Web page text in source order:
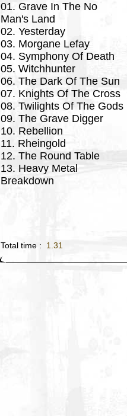
01. Grave In The No
Man's Land
02. Yesterday
03. Morgane Lefay
04. Symphony Of Death
05. Witchhunter
06. The Dark Of The Sun
07. Knights Of The Cross
08. Twilights Of The Gods
09. The Grave Digger
10. Rebellion
11. Rheingold
12. The Round Table
13. Heavy Metal
Breakdown
Total time : 1.31